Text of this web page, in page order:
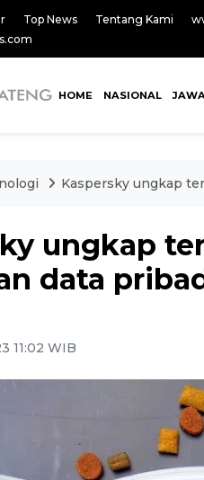
Top News Tentang Kami
HOME NASIONAL
Kaspersky ungkap
ungkap
data
11:02 WIB